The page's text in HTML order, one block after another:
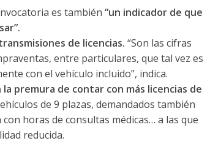
es también “un indicador de que
de licencias. “Son las cifras
entre particulares, que tal vez es
con el vehículo incluido”, indica.
premura de contar con más licencias de
de 9 plazas, demandados también
horas de consultas médicas… a las que
reducida.